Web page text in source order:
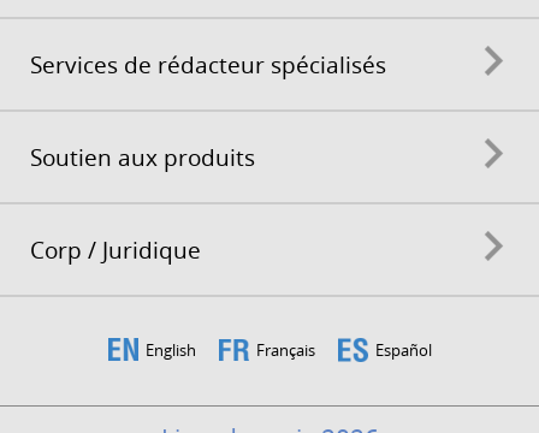
Services de rédacteur spécialisés
Soutien aux produits
Corp / Juridique
English Français Español